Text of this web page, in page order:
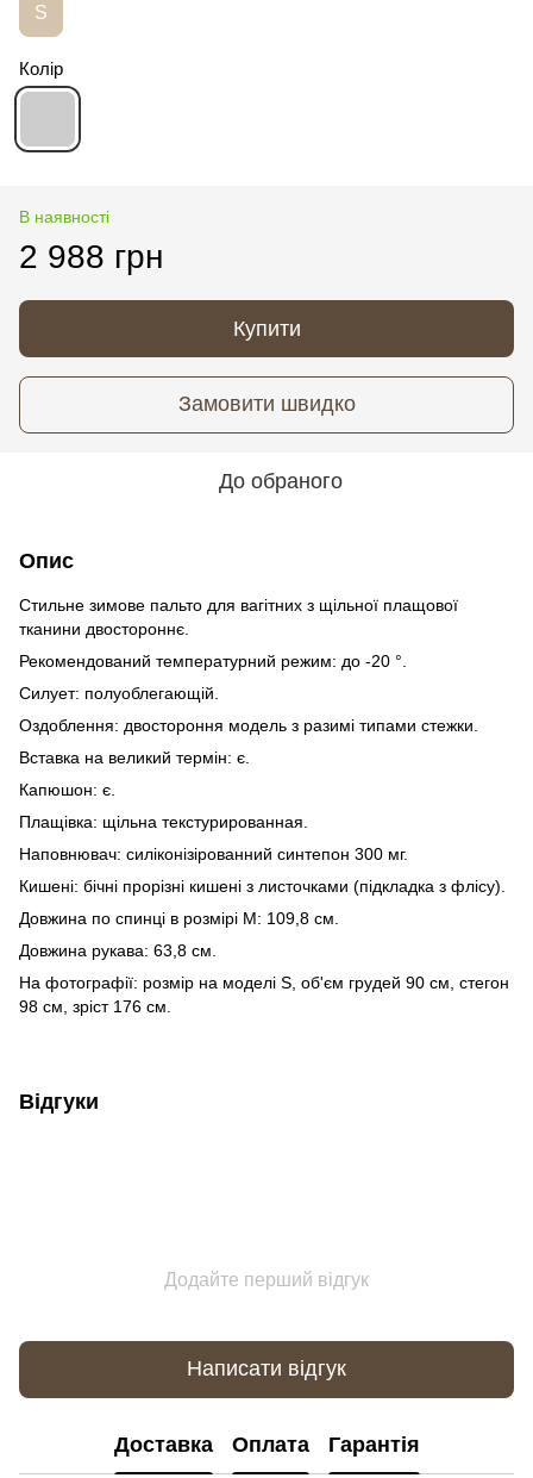
S
Колір
В наявності
2 988 грн
Купити
Замовити швидко
До обраного
Опис
Стильне зимове пальто для вагітних з щільної плащової
тканини двостороннє.
Рекомендований температурний режим: до -20 °.
Силует: полуоблегающій.
Оздоблення: двостороння модель з разимі типами стежки.
Вставка на великий термін: є.
Капюшон: є.
Плащівка: щільна текстурированная.
Наповнювач: силіконізірованний синтепон 300 мг.
Кишені: бічні прорізні кишені з листочками (підкладка з флісу).
Довжина по спинці в розмірі М: 109,8 см.
Довжина рукава: 63,8 см.
На фотографії: розмір на моделі S, об'єм грудей 90 см, стегон
98 см, зріст 176 см.
Відгуки
Додайте перший відгук
Написати відгук
Доставка Оплата Гарантія